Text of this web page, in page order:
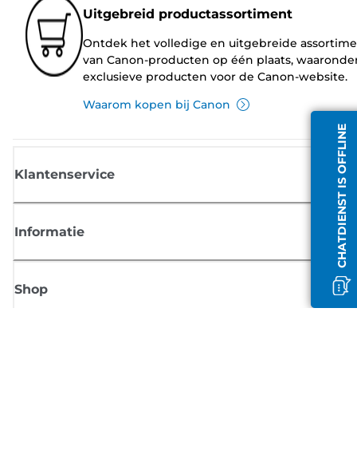
CHATDIENST IS OFFLINE
Uitgebreid productassortiment
Ontdek het volledige en uitgebreide
van Canon-producten op één plaats,
exclusieve producten voor de Canon-website.
Waarom kopen bij Canon
Klantenservice
Informatie
Shop